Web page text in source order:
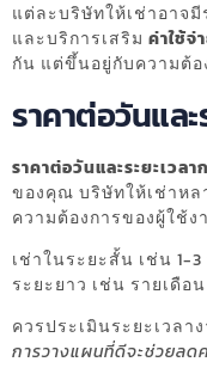
แต่ละบริษัทให้เช่าอาจ
และบริการเสริม ค่าใช้จ่
กัน แต่ขึ้นอยู่กับความต้
ราคาต่อวันและ
ราคาต่อวันและระยะเวลา
ของคุณ บริษัทให้เช่าหล
ความต้องการของผู้ใช้ง
เช่าในระยะสั้น เช่น 1-
ระยะยาว เช่น รายเดื
ควรประเมินระยะเวลา
การวางแผนที่ดีจะช่วยลดค่